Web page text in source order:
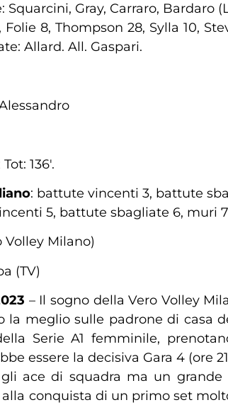
Gray, Carraro, Bardaro
Folie 8, Thompson 28, Sylla 10,
Allard. All. Gaspari.
Tot: 136′.
: battute vincenti 3, battute
5, battute sbagliate 6, muri
Volley Milano)
(TV)
– Il sogno della Vero Volley
la meglio sulle padrone di casa
Serie A1 femminile,
essere la decisiva Gara 4 (ore
ace di squadra ma un
conquista di un primo set